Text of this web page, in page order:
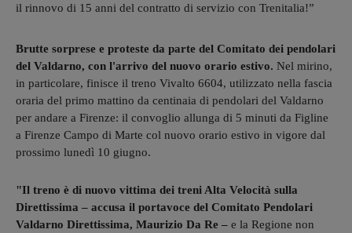
il rinnovo di 15 anni del contratto di servizio con Trenitalia!”
Brutte sorprese e proteste da parte del Comitato dei pendolari
del Valdarno, con l'arrivo del nuovo orario estivo. Nel mirino,
in particolare, finisce il treno Vivalto 6604, utilizzato nella fascia
oraria del primo mattino da centinaia di pendolari del Valdarno
per andare a Firenze: il convoglio allunga di 5 minuti da Figline
a Firenze Campo di Marte col nuovo orario estivo in vigore dal
prossimo lunedì 10 giugno.
"Il treno è di nuovo vittima dei treni Alta Velocità sulla
Direttissima – accusa il portavoce del Comitato Pendolari
Valdarno Direttissima, Maurizio Da Re – e la Regione non